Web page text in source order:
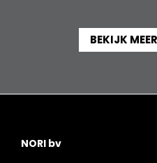
BEKIJK
NORI bv